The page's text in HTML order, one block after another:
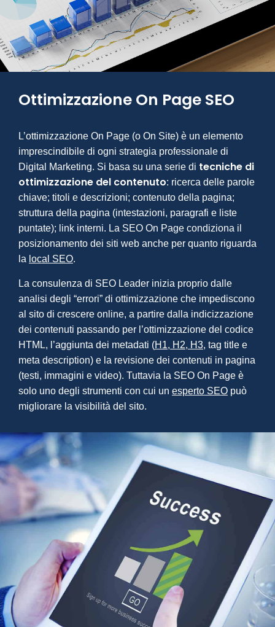
Ottimizzazione On Page SEO
L’ottimizzazione On Page (o On Site) è un elemento
imprescindibile di ogni strategia professionale di
Digital Marketing. Si basa su una serie di tecniche di
ottimizzazione del contenuto: ricerca delle parole
chiave; titoli e descrizioni; contenuto della pagina;
struttura della pagina (intestazioni, paragrafi e liste
puntate); link interni. La SEO On Page condiziona il
posizionamento dei siti web anche per quanto riguarda
la local SEO.
La consulenza di SEO Leader inizia proprio dalle
analisi degli “errori” di ottimizzazione che impediscono
al sito di crescere online, a partire dalla indicizzazione
dei contenuti passando per l’ottimizzazione del codice
HTML, l’aggiunta dei metadati (H1, H2, H3, tag title e
meta description) e la revisione dei contenuti in pagina
(testi, immagini e video). Tuttavia la SEO On Page è
solo uno degli strumenti con cui un esperto SEO può
migliorare la visibilità del sito.